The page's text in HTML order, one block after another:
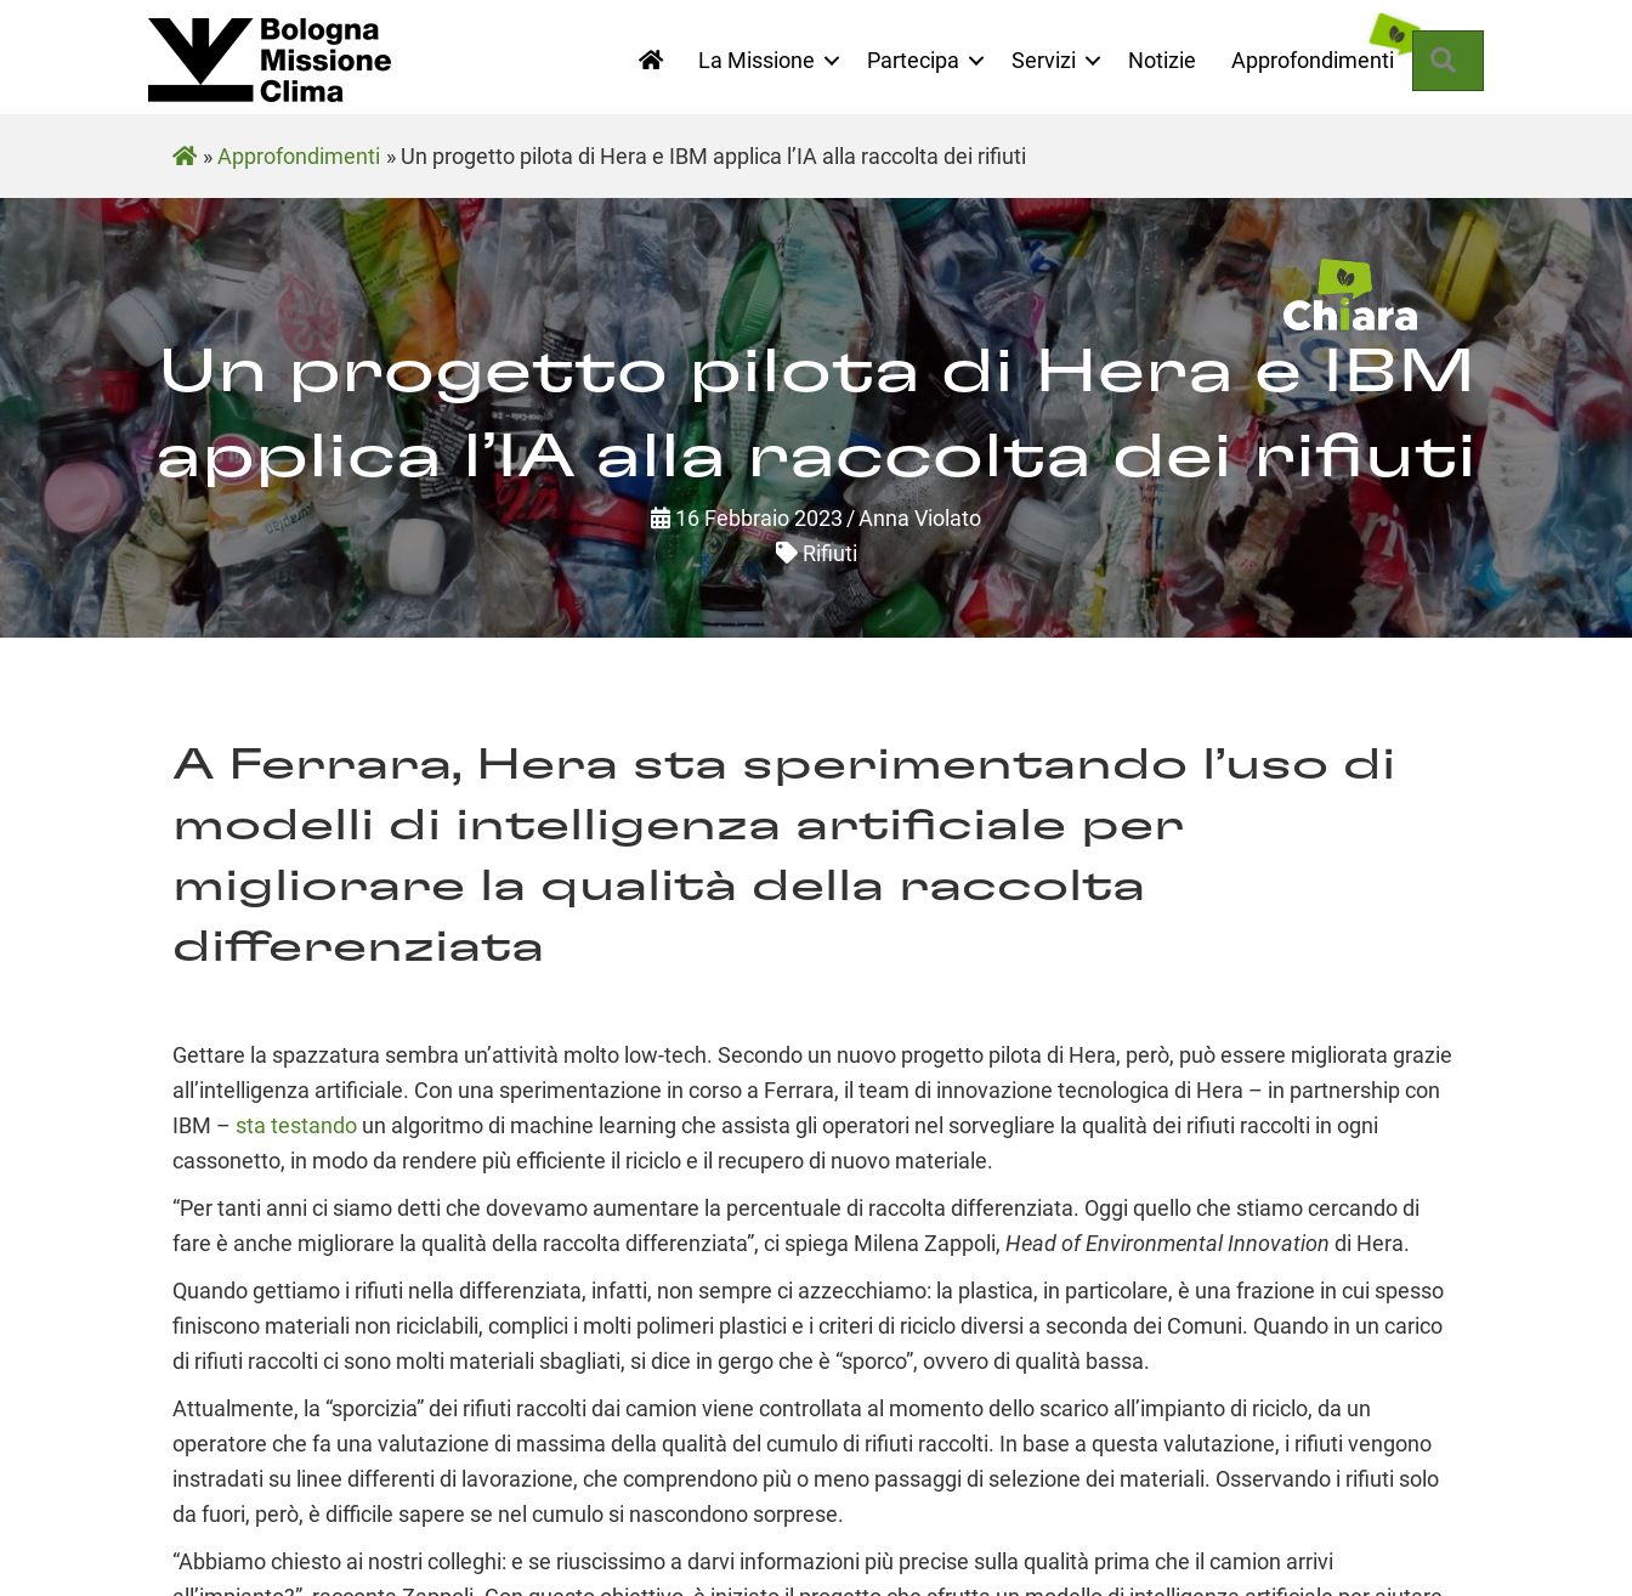
La Missione Partecipa Servizi Notizie Approfondimenti
»Approfondimenti » Un progetto pilota di Hera e IBM applica l’IA alla raccolta dei rifiuti
Un progetto pilota di Hera e IBM
applica l’IA alla raccolta dei rifiuti
16 Febbraio 2023 /Anna Violato
Rifiuti
A Ferrara, Hera sta sperimentando l’uso di
modelli di intelligenza artificiale per
migliorare la qualità della raccolta
differenziata
Gettare la spazzatura sembra un’attività molto low-tech. Secondo un nuovo progetto pilota di Hera, però, può essere migliorata grazie
all’intelligenza artificiale. Con una sperimentazione in corso a Ferrara, il team di innovazione tecnologica di Hera – in partnership con
IBM – sta testando un algoritmo di machine learning che assista gli operatori nel sorvegliare la qualità dei rifiuti raccolti in ogni
cassonetto, in modo da rendere più efficiente il riciclo e il recupero di nuovo materiale.
“Per tanti anni ci siamo detti che dovevamo aumentare la percentuale di raccolta differenziata. Oggi quello che stiamo cercando di
fare è anche migliorare la qualità della raccolta differenziata”, ci spiega Milena Zappoli, Head of Environmental Innovation di Hera.
Quando gettiamo i rifiuti nella differenziata, infatti, non sempre ci azzecchiamo: la plastica, in particolare, è una frazione in cui spesso
finiscono materiali non riciclabili, complici i molti polimeri plastici e i criteri di riciclo diversi a seconda dei Comuni. Quando in un carico
di rifiuti raccolti ci sono molti materiali sbagliati, si dice in gergo che è “sporco”, ovvero di qualità bassa.
Attualmente, la “sporcizia” dei rifiuti raccolti dai camion viene controllata al momento dello scarico all’impianto di riciclo, da un
operatore che fa una valutazione di massima della qualità del cumulo di rifiuti raccolti. In base a questa valutazione, i rifiuti vengono
instradati su linee differenti di lavorazione, che comprendono più o meno passaggi di selezione dei materiali. Osservando i rifiuti solo
da fuori, però, è difficile sapere se nel cumulo si nascondono sorprese.
“Abbiamo chiesto ai nostri colleghi: e se riuscissimo a darvi informazioni più precise sulla qualità prima che il camion arrivi